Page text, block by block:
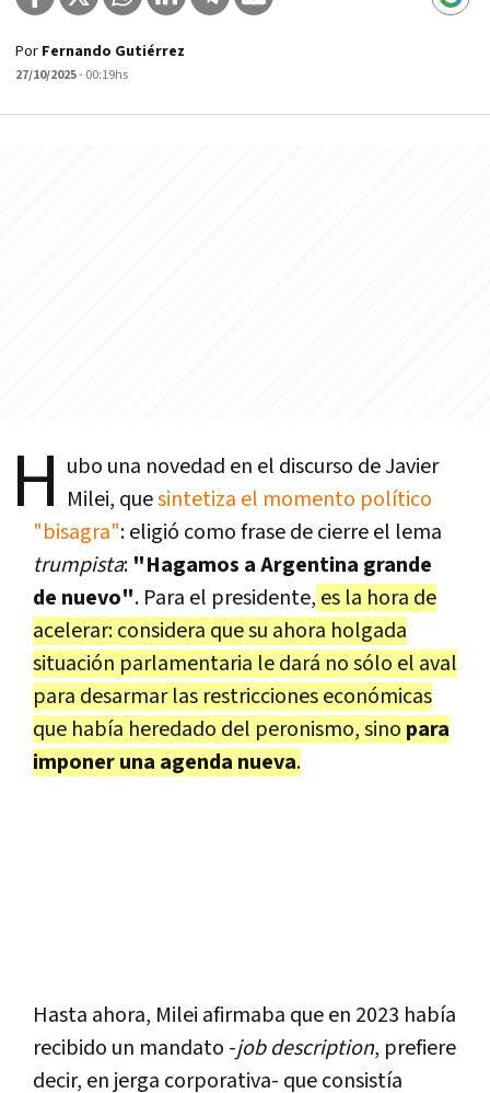
Por Fernando Gutiérrez
27/10/2025- 00:19hs
H ubo una novedad en el discurso de Javier
Milei, quesintetiza el momento político
"bisagra": eligió como frase de cierre el lema
trumpista: "Hagamos a Argentina grande
de nuevo". Para el presidente, es la hora de
acelerar: considera que su ahora holgada
situación parlamentaria le dará no sólo el aval
para desarmar las restricciones económicas
que había heredado del peronismo, sino para
imponer una agenda nueva.
Hasta ahora, Milei afirmaba que en 2023 había
recibido un mandato -job description, prefiere
decir, en jerga corporativa- que consistía